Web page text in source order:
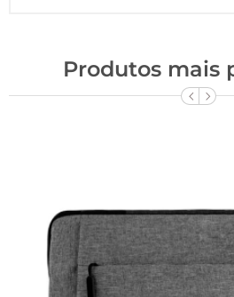
Produtos mais